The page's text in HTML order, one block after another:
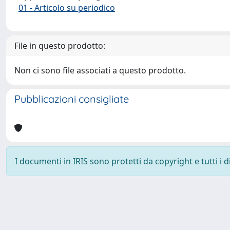
01 - Articolo su periodico
File in questo prodotto:
Non ci sono file associati a questo prodotto.
Pubblicazioni consigliate
I documenti in IRIS sono protetti da copyright e tutti i